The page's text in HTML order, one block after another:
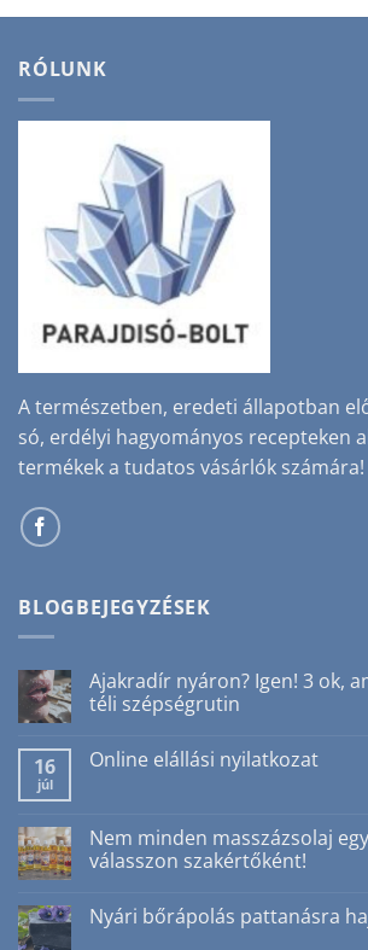
RÓLUNK
A természetben, eredeti állapotban
só, erdélyi hagyományos recepteken
termékek a tudatos vásárlók számára!
BLOGBEJEGYZÉSEK
Ajakradír nyáron? Igen! 3 ok,
téli szépségrutin
a(z)
ok,
amiért
nem
szépségrutin
bejegyzéshez
16
júl
Online elállási nyilatkozat
Online
elállási
nyilatkozat
Nem minden masszázsolaj
válasszon szakértőként!
a(z)
Nem
Nyári bőrápolás pattanásra